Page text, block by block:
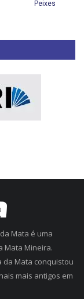
Mata é uma
Mata Mineira.
da Mata conquistou
mais antigos em